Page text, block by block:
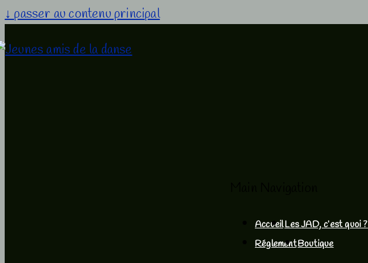
↓ passer au contenu principal
AccueilLes JAD, c’est quoi ?
RéglementBoutique